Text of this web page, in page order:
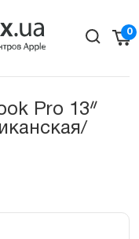
0
Pro 13ᐥ